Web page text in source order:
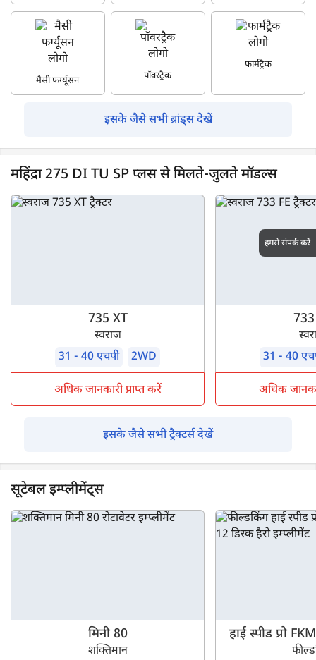
मैसी फर्ग्यूसन पॉवरट्रैक
फार्मट्रैक
इसके जैसे सभी ब्रांड्स देखें
महिंद्रा 275 DI TU SP प्लस से मिलते-जुलते मॉडल्स
735 XT
स्वराज
31 - 40 एचपी
2WD
अधिक जानकारी प्राप्त करें
733
31 - 40
अधिक
इसके जैसे सभी ट्रैक्टर्स देखें
सूटेबल इम्प्लीमेंट्स
मिनी 80
शक्तिमान
हाई स्पीड प्रो
हमसे संपर्क करें